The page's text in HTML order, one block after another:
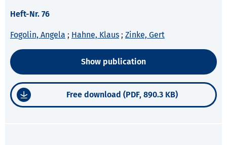
Heft-Nr. 76
Fogolin, Angela ; Hahne, Klaus ; Zinke, Gert
Show publication
Free download (PDF, 890.3 KB)